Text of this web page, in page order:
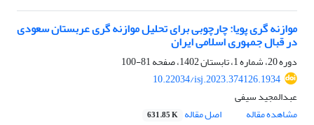
موازنه گری پویا: چارچوبی برای تحلیل موازنه گری عربستان سعودی
در قبال جمهوری اسلامی ایران
دوره 20، شماره 1، تابستان 1402، صفحه
81-100
10.22034/isj.2023.374126.1934
عبدالمجید سیفی
مشاهده مقاله
اصل مقاله 631.85 K